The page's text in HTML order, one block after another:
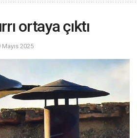
ortaya çıktı
Mayıs 2025